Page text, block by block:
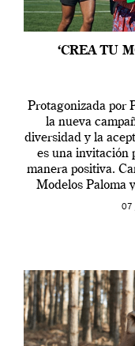
‘CREA TU
Protagonizada por
la nueva
diversidad y la
es una invitación
manera positiva.
Modelos Paloma
outfit,
07